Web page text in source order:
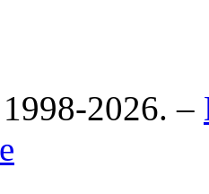
2026. –